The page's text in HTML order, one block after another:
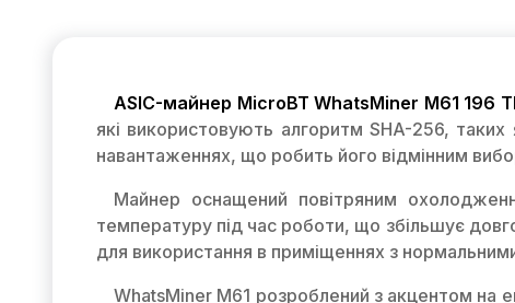
ASIC-майнер MicroBT WhatsMiner M61 196
які використовують алгоритм SHA-256,
навантаженнях, що робить його відмінним
Майнер оснащений повітряним
температуру під час роботи, що збільшує
для використання в приміщеннях з
WhatsMiner M61 розроблений з акцентом на